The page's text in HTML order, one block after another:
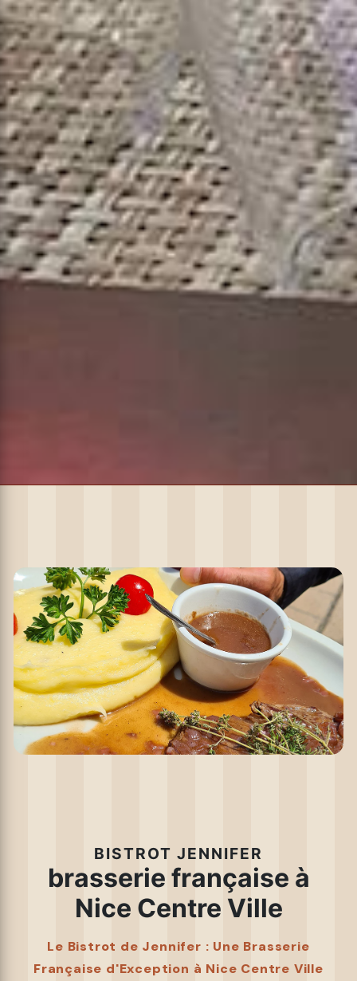
BISTROT JENNIFER
brasserie française à
Nice Centre Ville
Le Bistrot de Jennifer : Une Brasserie
Française d'Exception à Nice Centre Ville